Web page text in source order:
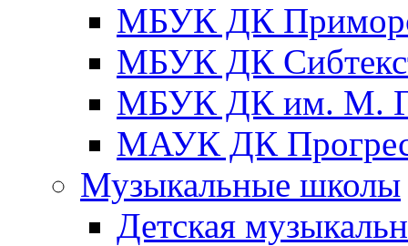
МБУК ДК
МБУК ДК
МБУК ДК им. М.
МАУК ДК
Музыкальные школы
Детская